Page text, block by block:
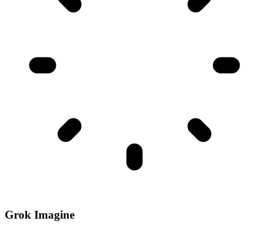
Grok Imagine